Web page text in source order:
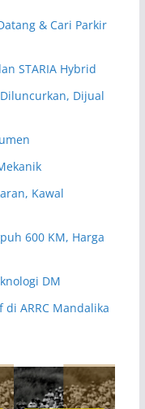
& Cari Parkir
STARIA Hybrid
Dijual
Kawal
600 KM, Harga
DM
di ARRC Mandalika